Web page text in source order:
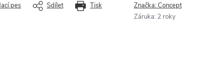
Tisk
pes Sdílet Značka:Concept
Záruka: 2 roky